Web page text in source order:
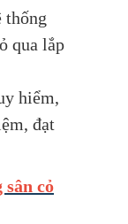
thống
qua lắp
hiểm,
đạt
sân cỏ